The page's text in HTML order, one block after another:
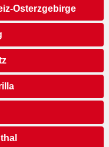
Osterzgebirge